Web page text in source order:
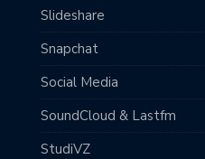
Slideshare
Snapchat
Social Media
SoundCloud & Lastfm
StudiVZ